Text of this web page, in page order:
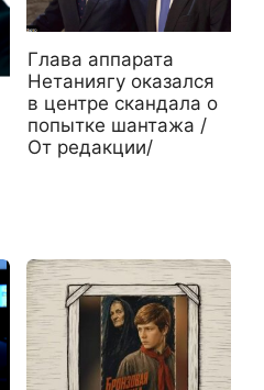
Глава аппарата
Нетаниягу оказался
в центре скандала о
попытке шантажа /
От редакции/